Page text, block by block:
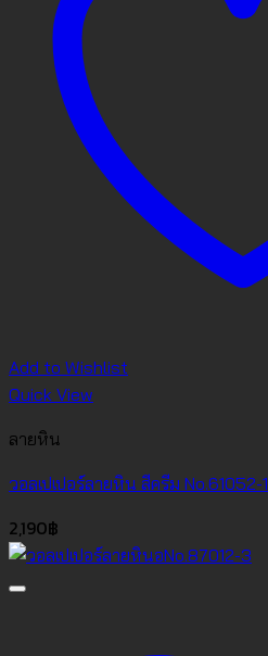
Add to Wishlist
Quick View
ลายหิน
วอลเปเปอร์ลายหิน สีครีม No.61052-1
2,190฿